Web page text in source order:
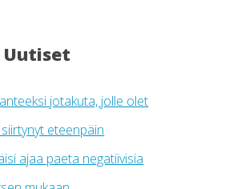
Uutiset
jotakuta, jolle olet
eteenpäin
ajaa paeta negatiivisia